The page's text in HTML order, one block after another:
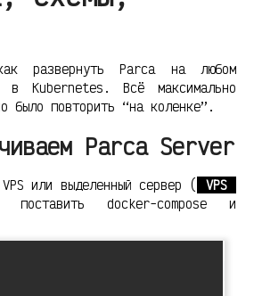
развернуть Parca на любом
в Kubernetes. Всё максимально
было повторить “на коленке”.
Parca Server
или выделенный сервер (
VPS
docker-compose и